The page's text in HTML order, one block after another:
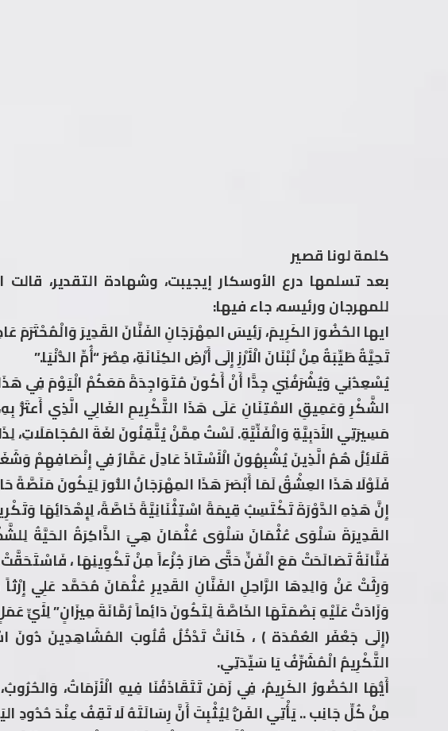
كلمة لونا قصير
بعد تسلمها درع الأوسكار إيجيبت، وشهادة التقدير،
للمهرجان ورئيسه، جاء فيها:
ايها الحُضُورَ الكَرِيمَ، رَئِيسَ المِهْرَجَانِ الفَنَّانَ القَدِيرَ وَالْمُحْتَرَمَ
تَحِيَّةٌ طَيِّبَةٌ مِنْ لُبْنَانَ الْأَرْزِ إِلَى أَرْضِ الكِنَانَةِ، مِصْرَ “أُمِّ الدُّنْيَا.”
يُسْعِدُنِي وَيُشْرَفُنِي جِدًّا أَنْ أَكُونَ مُتَوَاجِدَةً مَعَكُمْ الْيَوْمَ فِي
الشَّكْرِ وَعَمِيقِ الامْتِنَانِ عَلَى هَذَا التَّكْرِيمِ الغَالِي الَّذِي أَعتَزُّ
مَسِيرَتِي الأَدَبِيَّةِ وَالْفَنِّيَّةِ. لَسْتُ مِمَّنْ يُتَّقِنُونَ لغَةَ المُجَامَلَاتِ،
قَلَائِلُ هُمُ الَّذِينَ يُشْبِهُونَ الْأَسْتَاذَ عَادِلَ عَمَّارٌ فِي إِنْصَافِهِمْ
فَلَوْلَا هَذَا العِشْقُ لَمَا أَبْصَرَ هَذَا المِهْرَجَانُ النُّورَ لِيَكُونَ مَنَصَّةً
إِنَّ هَذِهِ الدَّوْرَةَ تَكْتَسِبُ قِيمَةً اسْتِثْنَانِيَّةً خَاصَّةً، لِإِهْدَائِهَا
القَدِيرَةَ سَلْوَى عُثْمَانَ سَلْوَى عُثْمَانَ هِيَ الذَّاكِرَةُ الحَيَّةُ
فَنَّانَةٌ تَصَالَحَتْ مَعَ الْفَنِّ حَتَّى صَارَ جُزْءاً مِنْ تَكْوِينِهَا ،
وَرِثَتْ عَنْ وَالِدِهَا الرَّاحِلِ الفَنَّانِ القَدِيرِ عُثْمَانَ مُحَمَّد عَلِي إِرْثاً
وَزَادَتْ عَلَيْهِ بَصْمَتَهَا الخَاصَّةَ لِتَكُونَ دَائِماً رُمَّانَةَ مِيزَانٍ” لِأَيِّ
(إِلَى جَعْفَر العُمْدَة ) ، كَانَتْ تَدْخُلُ قُلُوبَ المُشَاهِدِينَ دُونَ
التَّكْرِيمُ الْمُشَرِّفُ يَا سَيِّدَتِي.
أَيُّهَا الحُضُورُ الكَرِيمُ، فِي زَمَن تَتَقَاذَفُنَا فِيهِ الْأَزَمَاتُ،
مِنْ كُلِّ جَانِب .. يَأْتِي الفَنُّ لِيُثْبِتَ أَنَّ رِسَالَتَهُ لَا تَقِفُ عِنْدَ حُدُودِ